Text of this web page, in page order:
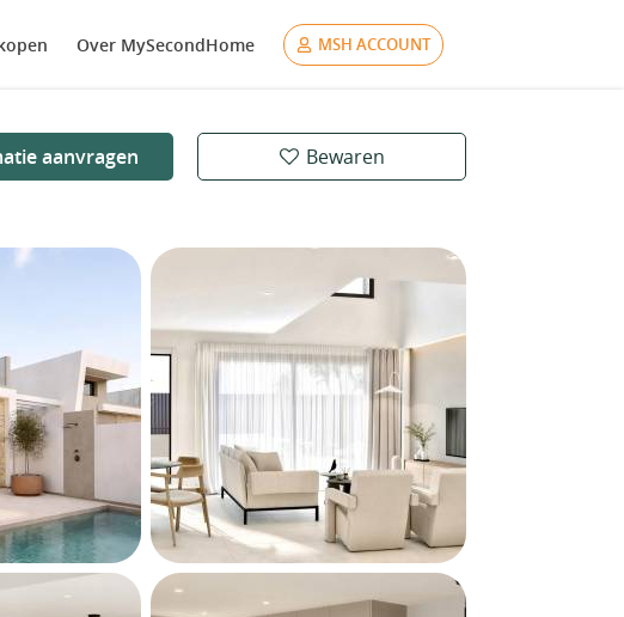
Over MySecondHome MSH ACCOUNT
aanvragen Bewaren